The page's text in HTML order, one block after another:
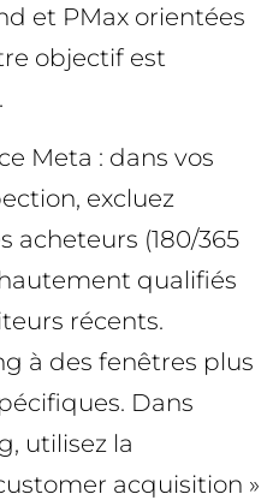
et PMax orientées
objectif est
Meta : dans vos
excluez
acheteurs (180/365
qualifiés
récents.
à des fenêtres plus
Dans
utilisez la
acquisition »